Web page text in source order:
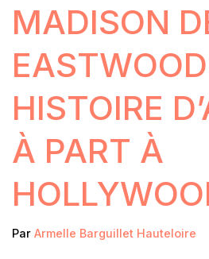
MADISON
HISTOIRE
À PART À
Par Armelle Barguillet Hauteloire